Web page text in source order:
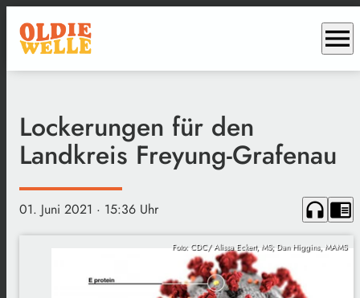
menu
Lockerungen für den
Landkreis Freyung-Grafenau
01. Juni 2021 · 15:36 Uhr headphones chrome_reader_mode
Foto: CDC/ Alissa Eckert, MS; Dan Higgins, MAMS